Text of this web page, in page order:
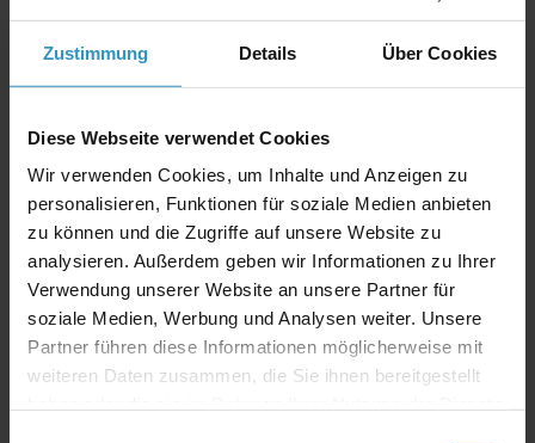
Zustimmung Details Über Cookies
Diese Webseite verwendet Cookies
Wir verwenden Cookies, um Inhalte und Anzeigen zu
personalisieren, Funktionen für soziale Medien anbieten
zu können und die Zugriffe auf unsere Website zu
analysieren. Außerdem geben wir Informationen zu Ihrer
Verwendung unserer Website an unsere Partner für
soziale Medien, Werbung und Analysen weiter. Unsere
Partner führen diese Informationen möglicherweise mit
weiteren Daten zusammen, die Sie ihnen bereitgestellt